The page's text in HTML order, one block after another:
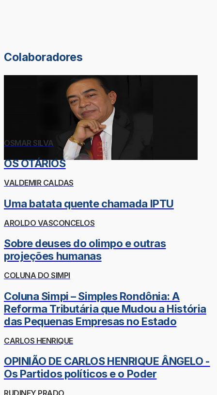
Colaboradores
OSMAR SILVA
OS OTÁRIOS
VALDEMIR CALDAS
Uma batata quente chamada IPTU
AROLDO VASCONCELOS
Sobre deuses do olimpo e outras
projeções humanas
COLUNA DO SIMPI
Coluna Simpi – Simples Rondônia: A
Reforma Tributária que Mudou a História
das Pequenas Empresas no Estado
CARLOS HENRIQUE
OPINIÃO DE CARLOS HENRIQUE ÂNGELO -
Os Partidos políticos e o Poder